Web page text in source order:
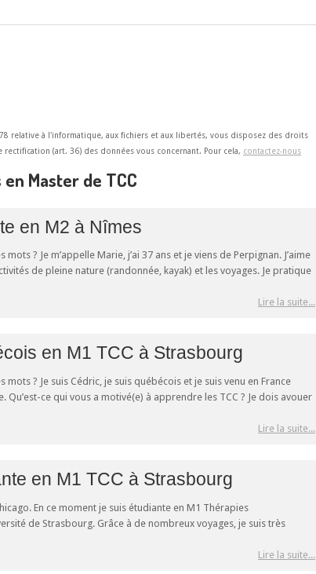
relative à l'informatique, aux fichiers et aux libertés, vous disposez des droits
(art. 36) des données vous concernant. Pour cela, contactez-nous
Master de TCC
en M2 à Nîmes
? Je m’appelle Marie, j’ai 37 ans et je viens de Perpignan. J’aime
de pleine nature (randonnée, kayak) et les voyages. Je pratique
Lire la suite...
en M1 TCC à Strasbourg
? Je suis Cédric, je suis québécois et je suis venu en France
ce qui vous a motivé(e) à apprendre les TCC ? Je dois avouer
Lire la suite...
en M1 TCC à Strasbourg
En ce moment je suis étudiante en M1 Thérapies
de Strasbourg. Grâce à de nombreux voyages, je suis très
Lire la suite...